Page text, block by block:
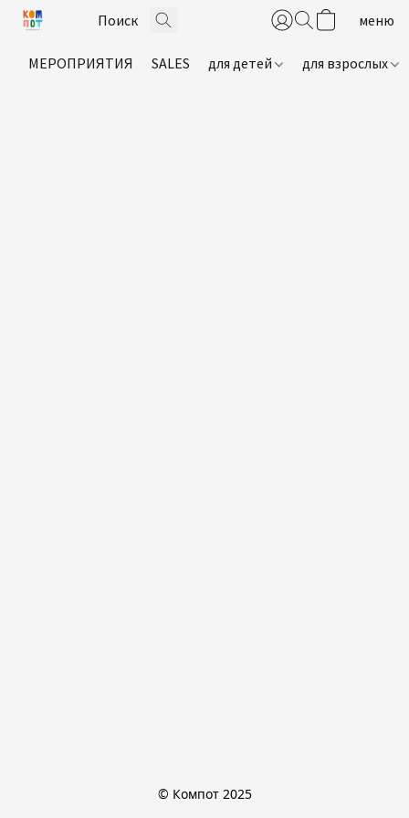
МЕРОПРИЯТИЯ SALES для детей для взрослых
© Компот 2025